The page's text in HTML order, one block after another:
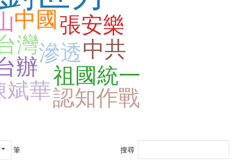
滲透
中國
祖國統一
灣
張安樂
辦
斌華
中共
認知作戰
筆 搜尋